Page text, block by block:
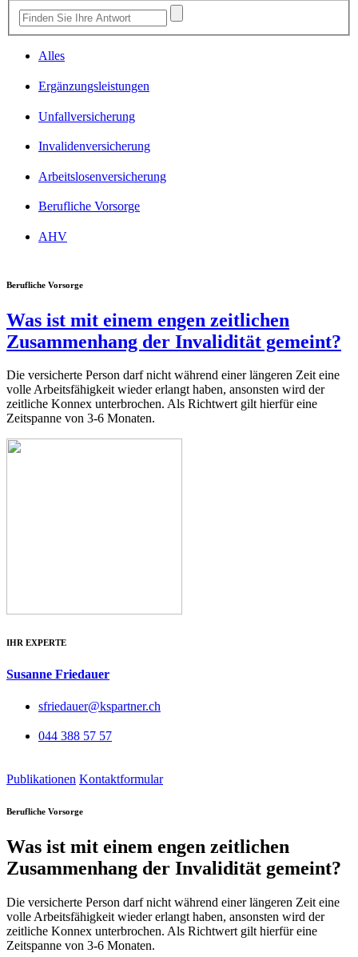
Alles
Ergänzungsleistungen
Unfallversicherung
Invalidenversicherung
Arbeitslosenversicherung
Berufliche Vorsorge
AHV
Berufliche Vorsorge
Was ist mit einem engen zeitlichen
Zusammenhang der Invalidität gemeint?
Die versicherte Person darf nicht während einer längeren Zeit eine
volle Arbeitsfähigkeit wieder erlangt haben, ansonsten wird der
zeitliche Konnex unterbrochen. Als Richtwert gilt hierfür eine
Zeitspanne von 3-6 Monaten.
IHR EXPERTE
Susanne Friedauer
sfriedauer@kspartner.ch
044 388 57 57
Publikationen Kontaktformular
Berufliche Vorsorge
Was ist mit einem engen zeitlichen
Zusammenhang der Invalidität gemeint?
Die versicherte Person darf nicht während einer längeren Zeit eine
volle Arbeitsfähigkeit wieder erlangt haben, ansonsten wird der
zeitliche Konnex unterbrochen. Als Richtwert gilt hierfür eine
Zeitspanne von 3-6 Monaten.